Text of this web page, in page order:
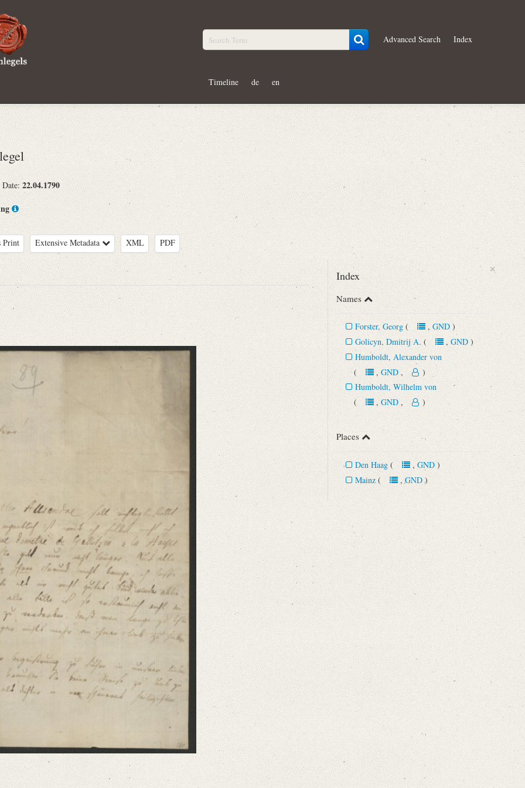
Advanced Search Index
Timeline de en
Date: 22.04.1790
Print Extensive Metadata XML PDF
v. Magdalene Heuser in Zusammenarbeit mit Corinna Bergmann-Törner u.a. Tübingen 1999, S. 257.
werden − wo er eigentlich ist weis ich selbst nicht [...]“
×
Index
Names
Forster, Georg (, GND)
Golicyn, Dmitrij A. (, GND)
Humboldt, Alexander von
(, GND, )
Humboldt, Wilhelm von
(, GND, )
Places
Den Haag (, GND)
Mainz (, GND)